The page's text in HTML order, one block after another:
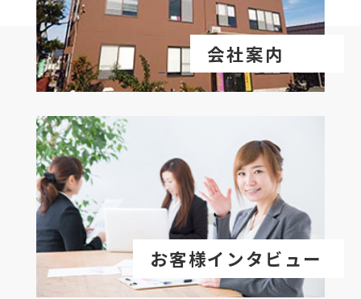
会社案内
お客様インタビュー